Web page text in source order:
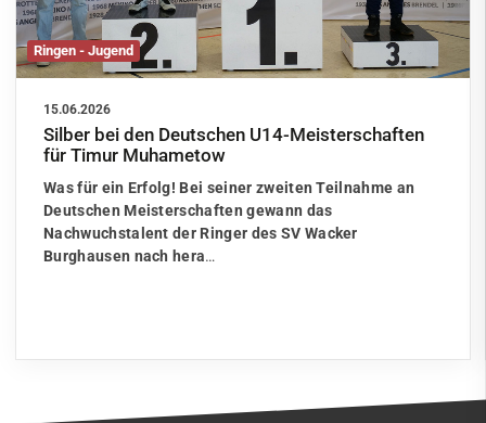
Ringen - Jugend
15.06.2026
Silber bei den Deutschen U14-Meisterschaften
für Timur Muhametow
Was für ein Erfolg! Bei seiner zweiten Teilnahme an
Deutschen Meisterschaften gewann das
Nachwuchstalent der Ringer des SV Wacker
Burghausen nach hera…